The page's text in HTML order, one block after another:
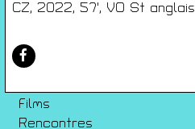
CZ, 2022, 57', VO St anglais
Politique de confidentialité
Gérer les cookies
Films
Rencontres